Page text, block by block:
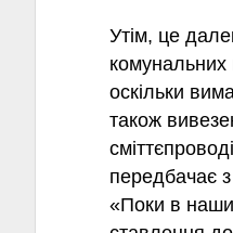
Утім, це
комунальних
оскільки
також
передбачає
«Поки в
багатомільйонної шкоди.
відшкодування збитків уже в
вирубки в «Подільських
Держекоінспекція
Вчора, 15-02-2022 21:01115
Державна екологічна інспекція
природоохоронного